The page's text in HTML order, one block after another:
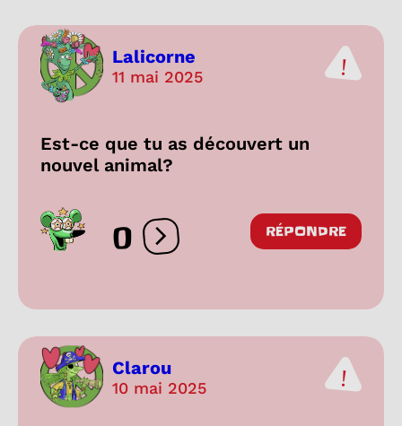
Lalicorne
11 mai 2025
Est-ce que tu as découvert un
nouvel animal?
0 Ouvrir les réactions
RÉPONDRE
Clarou
10 mai 2025